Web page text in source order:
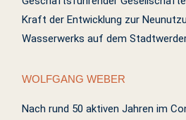
Kraft der Entwicklung zur
Wasserwerks auf dem
WOLFGANG WEBER
Nach rund 50 aktiven Jahren im